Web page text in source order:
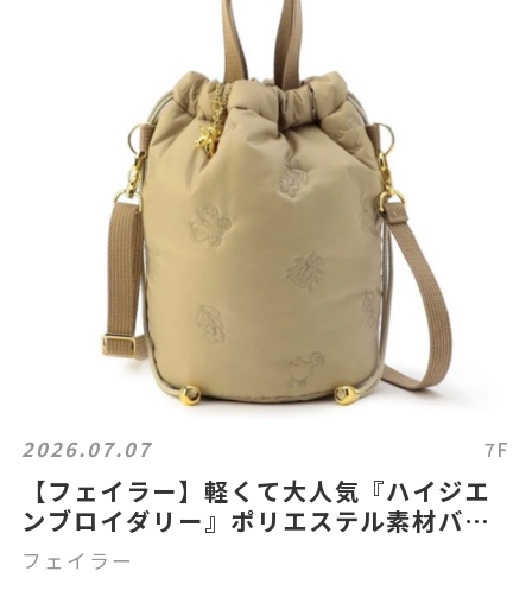
2026.07.07 7F
【フェイラー】軽くて大人気『ハイジエ
ンブロイダリー』ポリエステル素材バッ
グのご紹介です🌼
フェイラー